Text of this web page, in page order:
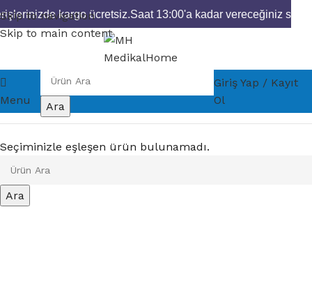
Skip to navigation
Skip to main content
Menu Ara
Giriş Yap / Kayıt
Ol
Seçiminizle eşleşen ürün bulunamadı.
Ara
kargo ücretsiz.Saat 13:00'a kadar vereceğiniz